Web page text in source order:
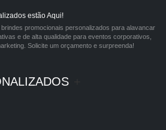
estão Aqui!
promocionais personalizados para alavancar
e de alta qualidade para eventos corporativos,
Solicite um orçamento e surpreenda!